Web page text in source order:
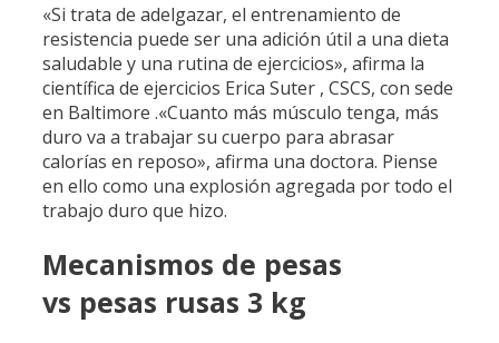
«Si trata de adelgazar, el entrenamiento de
resistencia puede ser una adición útil a una dieta
saludable y una rutina de ejercicios», afirma la
científica de ejercicios Erica Suter , CSCS, con sede
en Baltimore .«Cuanto más músculo tenga, más
duro va a trabajar su cuerpo para abrasar
calorías en reposo», afirma una doctora. Piense
en ello como una explosión agregada por todo el
trabajo duro que hizo.
Mecanismos de pesas
vs pesas rusas 3 kg